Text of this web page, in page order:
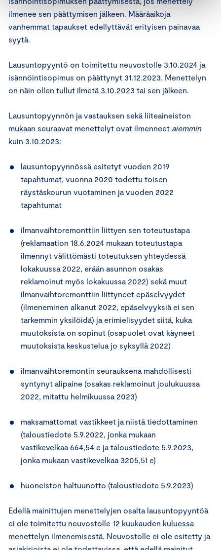
ilmenee sen päättymisen jälkeen. Määräaikoja
vanhemmat tapaukset edellyttävät erityisen painavaa
syytä.
Lausuntopyyntö on toimitettu neuvostolle 3.10.2024 ja
isännöintisopimus on päättynyt 31.12.2023. Menettelyn
on näin ollen tullut ilmetä 3.10.2023 tai sen jälkeen.
Lausuntopyynnön ja vastauksen sekä liiteaineiston
mukaan seuraavat menettelyt ovat ilmenneet aiemmin
kuin 3.10.2023:
lausuntopyynnössä esitetyt vuoden 2019
tapahtumat, vuonna 2020 todettu toisen
räystäskourun vuotaminen ja vuoden 2022
tapahtumat
ilmanvaihtoremonttiin liittyen sen toteutustapa
(reklamaation 18.6.2024 mukaan toteutustapa
ilmennyt välittömästi toteutuksen yhteydessä
lokakuussa 2022, erään asunnon osakas
reklamoinut myös lokakuussa 2022) sekä muut
ilmanvaihtoremonttiin liittyneet epäselvyydet
(ilmeneminen alkanut 2022, epäselvyyksiä ei sen
tarkemmin yksilöidä) ja erimielisyydet siitä, kuka
muutoksista on sopinut (osapuolet ovat käyneet
muutoksista keskustelua jo syksyllä 2022)
ilmanvaihtoremontin seurauksena mahdollisesti
syntynyt alipaine (osakas reklamoinut joulukuussa
2022, mitattu helmikuussa 2023)
maksamattomat vastikkeet ja niistä tiedottaminen
(taloustiedote 5.9.2022, jonka mukaan
vastikevelkaa 664,54 e ja taloustiedote 5.9.2023,
jonka mukaan vastikevelkaa 3205,51 e)
huoneiston haltuunotto (taloustiedote 5.9.2023)
Edellä mainittujen menettelyjen osalta lausuntopyyntöä
ei ole toimitettu neuvostolle 12 kuukauden kuluessa
menettelyn ilmenemisestä. Neuvostolle ei ole esitetty ja